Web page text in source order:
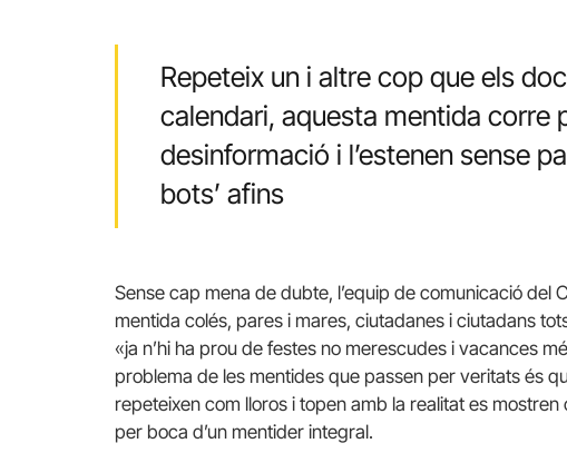
Repeteix un i altre cop que els
calendari, aquesta mentida corre
desinformació i l’estenen sense
bots’ afins
Sense cap mena de dubte, l’equip de comunicació del
mentida colés, pares i mares, ciutadanes i ciutadans
«ja n’hi ha prou de festes no merescudes i vacances
problema de les mentides que passen per veritats és
repeteixen com lloros i topen amb la realitat es
per boca d’un mentider integral.